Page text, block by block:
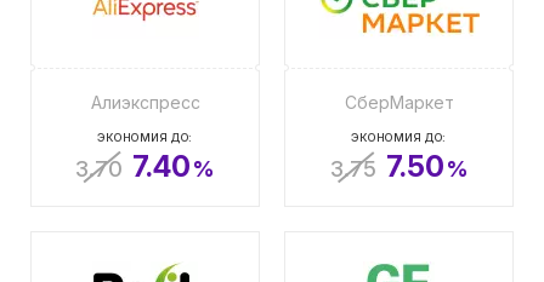
Алиэкспресс
ЭКОНОМИЯ ДО:
3.70 7.40%
СберМаркет
ЭКОНОМИЯ ДО:
3.75 7.50%